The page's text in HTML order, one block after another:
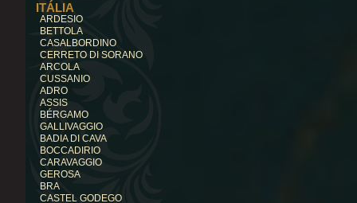
ITÁLIA
ARDESIO
BETTOLA
CASALBORDINO
CERRETO DI SORANO
ARCOLA
CUSSANIO
ADRO
ASSIS
BÉRGAMO
GALLIVAGGIO
BADIA DI CAVA
BOCCADIRIO
CARAVAGGIO
GEROSA
BRA
CASTEL GODEGO